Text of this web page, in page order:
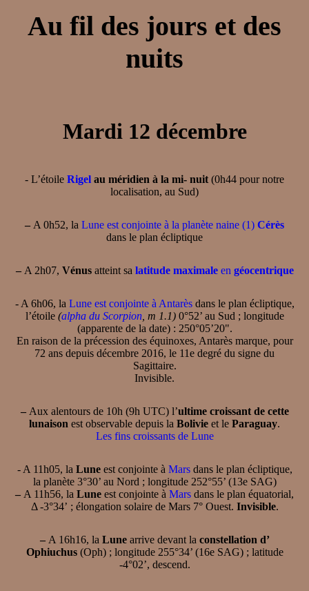
Au fil des jours et des
nuits
Mardi 12 décembre
- L’étoile Rigel au méridien à la mi- nuit (0h44 pour notre
localisation, au Sud)
– A 0h52, la Lune est conjointe à la planète naine (1) Cérès
dans le plan écliptique
–A 2h07, Vénusatteint sa latitude maximaleen géocentrique
- A 6h06, la Lune est conjointe à Antarèsdans le plan écliptique,
l’étoile (alpha du Scorpion, m 1.1)0°52’ au Sud ; longitude
(apparente de la date) : 250°05’20".
En raison de la précession des équinoxes, Antarès marque, pour
72 ans depuis décembre 2016, le 11e degré du signe du
Sagittaire.
Invisible.
–Aux alentours de 10h (9h UTC) l’ultime croissant de cette
lunaison est observable depuis la Bolivie et le Paraguay.
Les fins croissants de Lune
- A 11h05, la Luneest conjointe à Marsdans le plan écliptique,
la planète 3°30’ au Nord ; longitude 252°55’ (13e SAG)
– A 11h56, la Lune est conjointe à Mars dans le plan équatorial,
Δ -3°34’ ; élongation solaire de Mars 7° Ouest. Invisible.
–A 16h16, la Lunearrive devant la constellation d’
Ophiuchus(Oph) ; longitude 255°34’ (16e SAG) ; latitude
-4°02’, descend.